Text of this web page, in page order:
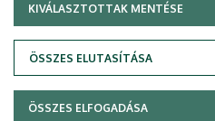
KIVÁLASZTOTTAK MENTÉSE
ÖSSZES ELUTASÍTÁSA
WITHDRAW CONSENT
ÖSSZES ELFOGADÁSA
Adatvédelem